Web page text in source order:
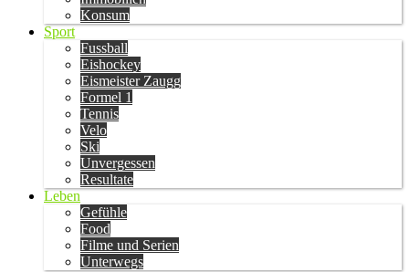
Konsum
Sport
Fussball
Eishockey
Eismeister Zaugg
Formel 1
Tennis
Velo
Ski
Unvergessen
Resultate
Leben
Gefühle
Food
Filme und Serien
Unterwegs